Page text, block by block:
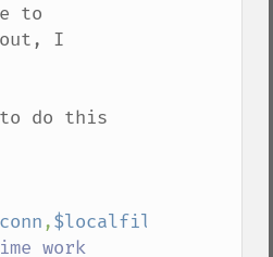
to
out, I
to do this
,$localfile